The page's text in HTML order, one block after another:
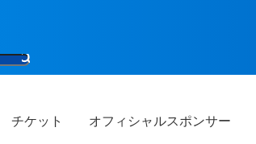
チケット オフィシャルスポンサー